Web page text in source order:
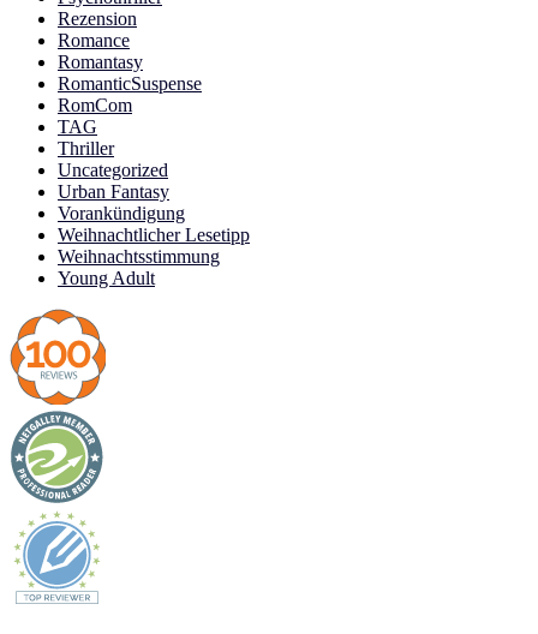
Rezension
Romance
Romantasy
RomanticSuspense
RomCom
TAG
Thriller
Uncategorized
Urban Fantasy
Vorankündigung
Weihnachtlicher Lesetipp
Weihnachtsstimmung
Young Adult